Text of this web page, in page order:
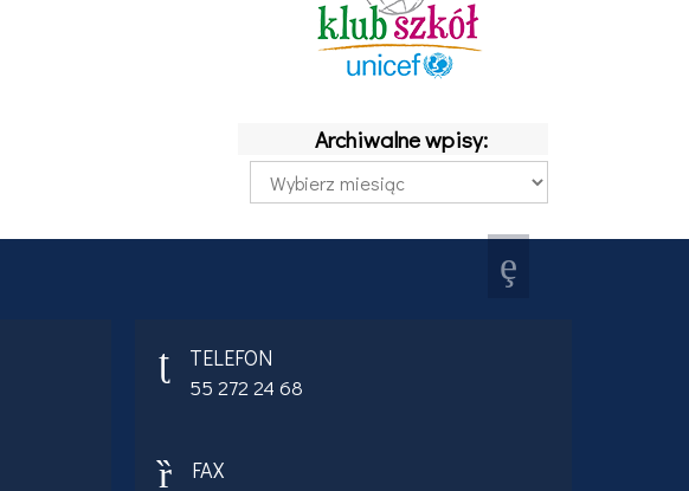
Archiwalne wpisy:
Archiwalne
wpisy:
TELEFON
55 272 24 68
FAX